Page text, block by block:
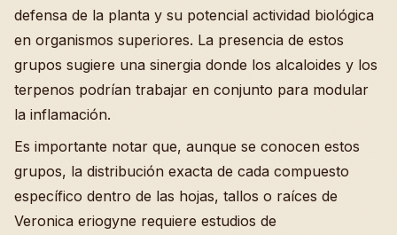
defensa de la planta y su potencial actividad biológica
en organismos superiores. La presencia de estos
grupos sugiere una sinergia donde los alcaloides y los
terpenos podrían trabajar en conjunto para modular
la inflamación.
Es importante notar que, aunque se conocen estos
grupos, la distribución exacta de cada compuesto
específico dentro de las hojas, tallos o raíces de
Veronica eriogyne requiere estudios de